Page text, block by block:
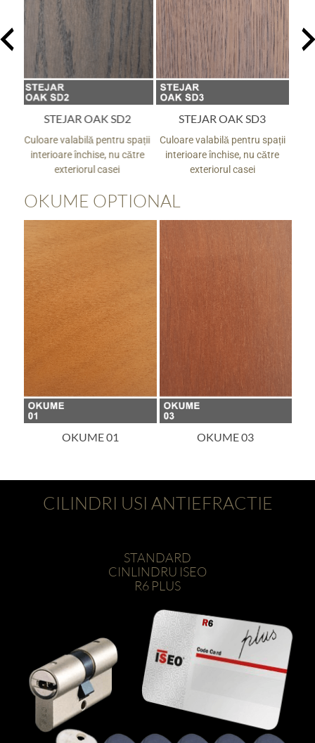
STEJAR OAK SD3
Culoare valabilă pentru spații
interioare închise, nu către
exteriorul casei
STEJAR OAK SD4
Culoare valabilă pentru spații
interioare închise, nu către
exteriorul casei
OKUME OPTIONAL
OKUME 03 OKUME 05
CILINDRI USI ANTIEFRACTIE
STANDARD
CINLINDRU ISEO
R6 PLUS